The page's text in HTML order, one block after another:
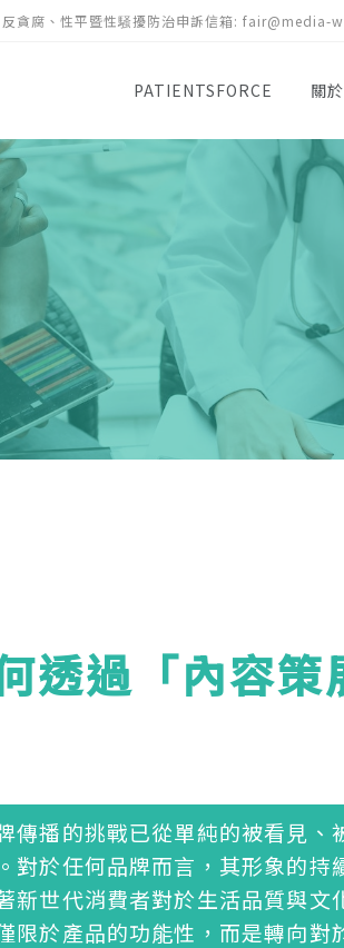
貪腐、性平暨性騒擾防治申訴信箱: fair@media-
PATIENTSFORCE 關
過「內容策
傳播的挑戰已從單純的被看見、
對於任何品牌而言，其形象的持
新世代消費者對於生活品質與文
限於產品的功能性，而是轉向對